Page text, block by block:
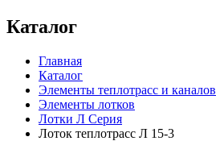
Каталог
Главная
Каталог
Элементы теплотрасс и каналов
Элементы лотков
Лотки Л Серия
Лоток теплотрасс Л 15-3